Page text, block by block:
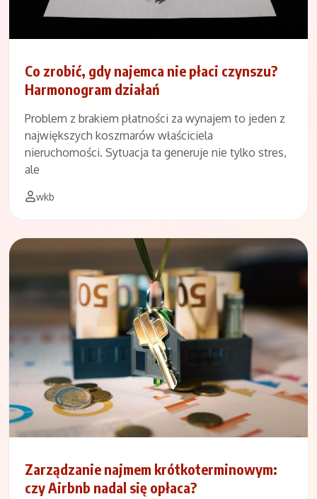
Co zrobić, gdy najemca nie płaci czynszu?
Harmonogram działań
Problem z brakiem płatności za wynajem to jeden z
największych koszmarów właściciela
nieruchomości. Sytuacja ta generuje nie tylko stres,
ale
wkb
Zarządzanie najmem krótkoterminowym:
czy Airbnb nadal się opłaca?